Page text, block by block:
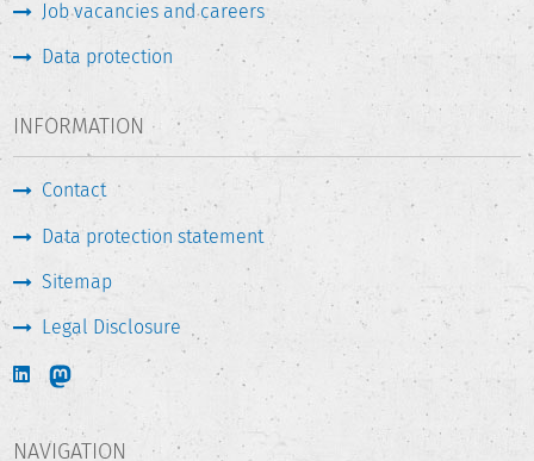
Job vacancies and careers
Data protection
INFORMATION
Contact
Data protection statement
Sitemap
Legal Disclosure
NAVIGATION